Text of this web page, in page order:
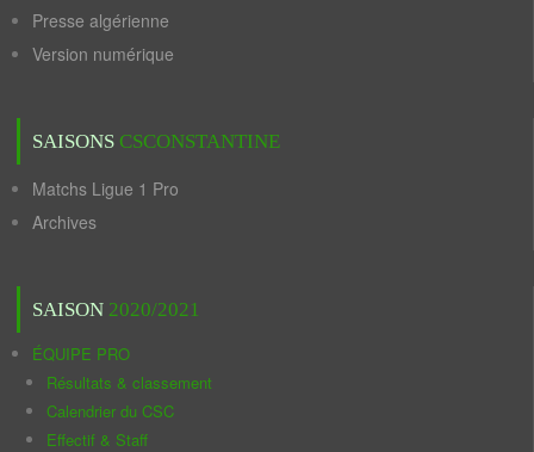
Presse algérienne
Version numérique
SAISONS CSCONSTANTINE
Matchs Ligue 1 Pro
Archives
SAISON 2020/2021
ÉQUIPE PRO
Résultats & classement
Calendrier du CSC
Effectif & Staff